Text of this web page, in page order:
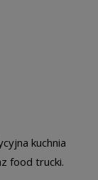
kuchnia
food trucki.